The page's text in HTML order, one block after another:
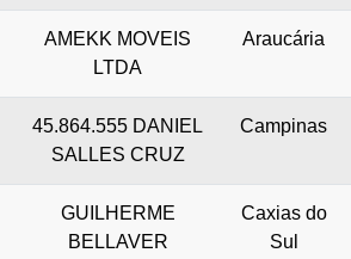
AMEKK MOVEIS
LTDA
Araucária
45.864.555 DANIEL
SALLES CRUZ
Campinas
GUILHERME
BELLAVER
Caxias do
Sul